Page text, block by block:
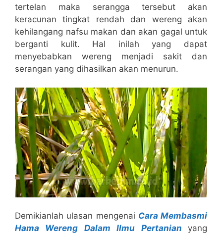
tertelan maka serangga tersebut akan
keracunan tingkat rendah dan wereng akan
kehilangang nafsu makan dan akan gagal untuk
berganti kulit. Hal inilah yang dapat
menyebabkan wereng menjadi sakit dan
serangan yang dihasilkan akan menurun.
Demikianlah ulasan mengenai Cara Membasmi
Hama Wereng Dalam Ilmu Pertanian
yang